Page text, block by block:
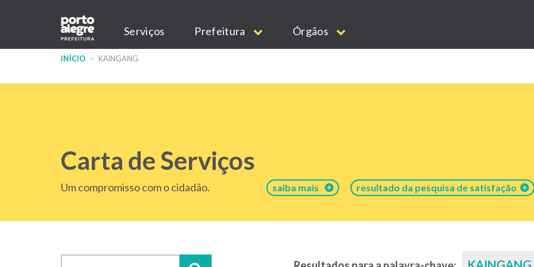
conteúdo
Main
navigation
Serviços Prefeitura Órgãos
INÍCIO KAINGANG
Carta de Serviços
Um compromisso com o cidadão. saiba mais resultado da pesquisa de satisfação